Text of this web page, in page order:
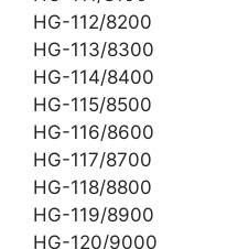
HG-112/8200
HG-113/8300
HG-114/8400
HG-115/8500
HG-116/8600
HG-117/8700
HG-118/8800
HG-119/8900
HG-120/9000